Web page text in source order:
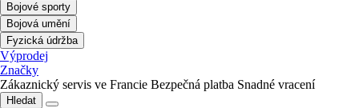
Bojové sporty
Bojová umění
Fyzická údržba
Výprodej
Značky
Zákaznický servis ve Francie Bezpečná platba Snadné vracení
Hledat